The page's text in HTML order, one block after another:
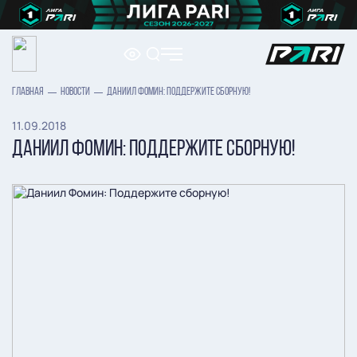
ГЛАВНАЯ НОВОСТИ ДАНИИЛ ФОМИН: ПОДДЕРЖИТЕ СБОРНУЮ!
11.09.2018
ДАНИИЛ ФОМИН: ПОДДЕРЖИТЕ СБОРНУЮ!